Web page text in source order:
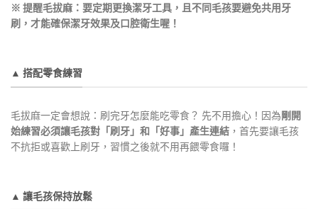
※ 提醒毛拔麻：要定期更換潔牙工具，且不同毛孩要避免共用牙
刷，才能確保潔牙效果及口腔衛生喔！
▲ 搭配零食練習
毛拔麻一定會想說：刷完牙怎麼能吃零食？ 先不用擔心！因為剛開
始練習必須讓毛孩對「刷牙」和「好事」產生連結 ，首先要讓毛孩
不抗拒或喜歡上刷牙，習慣之後就不用再餵零食囉！
▲ 讓毛孩保持放鬆